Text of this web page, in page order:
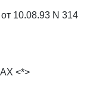
от 10.08.93 N 314
<*>